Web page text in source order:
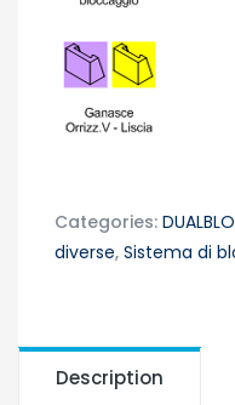
Categories:
diverse, Sistema di
Description